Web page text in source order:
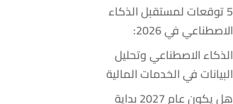
5 توقعات لمستقبل الذكاء
الاصطناعي في 2026:
الذكاء الاصطناعي وتحليل
البيانات في الخدمات المالية
هل يكون عام 2027 بداية